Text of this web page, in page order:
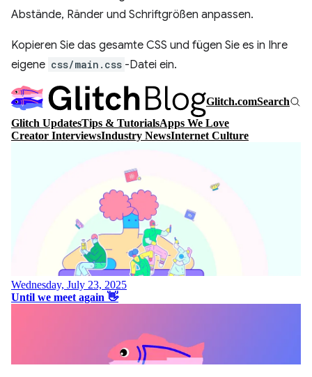
Abstände, Ränder und Schriftgrößen anpassen.
Kopieren Sie das gesamte CSS und fügen Sie es in Ihre
eigene css/main.css -Datei ein.